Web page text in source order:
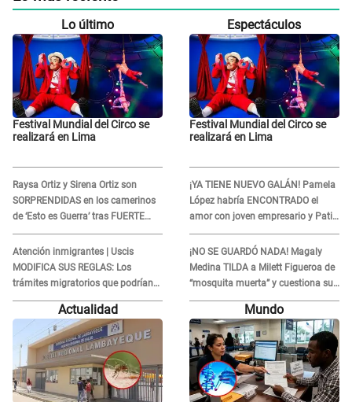
Lo último
Festival Mundial del Circo se
realizará en Lima
Raysa Ortiz y Sirena Ortiz son
SORPRENDIDAS en los camerinos
de ‘Esto es Guerra’ tras FUERTE
ENFRENTAMIENTO con Gabriel
Moisés: “Gracias”
Atención inmigrantes | Uscis
MODIFICA SUS REGLAS: Los
trámites migratorios que podrían
necesitar tu prueba de ADN
Espectáculos
Festival Mundial del Circo se
realizará en Lima
¡YA TIENE NUEVO GALÁN! Pamela
López habría ENCONTRADO el
amor con joven empresario y Pati
Lorena la ECHA en VIVO
¡NO SE GUARDÓ NADA! Magaly
Medina TILDA a Milett Figueroa de
“mosquita muerta” y cuestiona su
RECONCILIACIÓN con Marcelo
Tinelli en TV argentina
Actualidad Mundo